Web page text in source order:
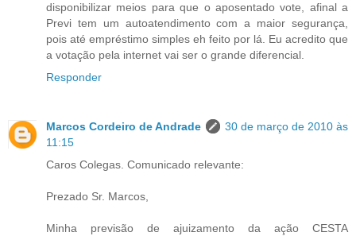
disponibilizar meios para que o aposentado vote, afinal a
Previ tem um autoatendimento com a maior segurança,
pois até empréstimo simples eh feito por lá. Eu acredito que
a votação pela internet vai ser o grande diferencial.
Responder
Marcos Cordeiro de Andrade
30 de março de 2010 às
11:15
Caros Colegas. Comunicado relevante:
Prezado Sr. Marcos,
Minha previsão de ajuizamento da ação CESTA